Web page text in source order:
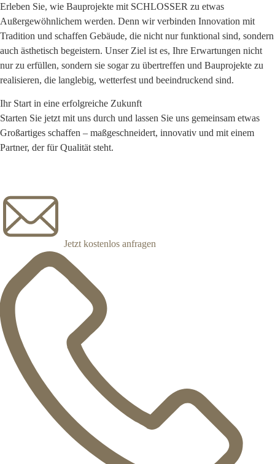
Erleben Sie, wie Bauprojekte mit SCHLOSSER zu etwas
Außergewöhnlichem werden. Denn wir verbinden Innovation mit
Tradition und schaffen Gebäude, die nicht nur funktional sind, sondern
auch ästhetisch begeistern. Unser Ziel ist es, Ihre Erwartungen nicht
nur zu erfüllen, sondern sie sogar zu übertreffen und Bauprojekte zu
realisieren, die langlebig, wetterfest und beeindruckend sind.
Ihr Start in eine erfolgreiche Zukunft
Starten Sie jetzt mit uns durch und lassen Sie uns gemeinsam etwas
Großartiges schaffen – maßgeschneidert, innovativ und mit einem
Partner, der für Qualität steht.
Jetzt kostenlos anfragen